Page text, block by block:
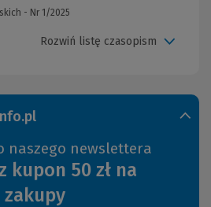
naszego newslettera
kupon 50 zł na
zakupy
- Nr 1/2025
Rozwiń listę czasopism